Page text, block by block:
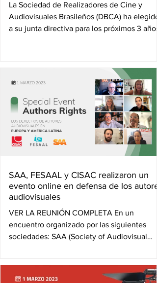
La Sociedad de Realizadores de Cine y
Audiovisuales Brasileños (DBCA) ha elegido
a su junta directiva para los próximos 3 años,
SAA, FESAAL y CISAC realizaron un
evento online en defensa de los
audiovisuales
VER LA REUNIÓN COMPLETA En un
encuentro organizado por las siguientes
sociedades: SAA (Society of Audiovisual